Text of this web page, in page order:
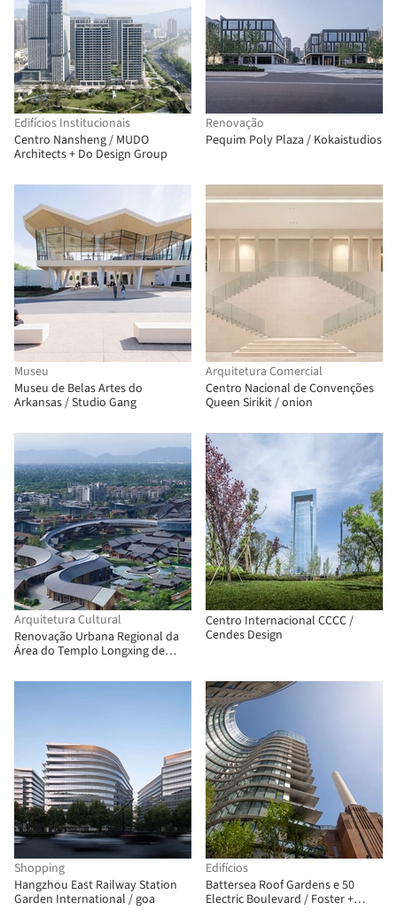
Edifícios Institucionais
Centro Nansheng / MUDO
Architects + Do Design Group
Renovação
Pequim Poly Plaza / Kokaistudios
Museu
Museu de Belas Artes do
Arkansas / Studio Gang
Arquitetura Comercial
Centro Nacional de Convenções
Queen Sirikit / onion
Arquitetura Cultural
Renovação Urbana Regional da
Área do Templo Longxing de
Studio
Centro Internacional CCCC /
Cendes Design
Shopping
Hangzhou East Railway Station
Garden International / goa
Edifícios
Battersea Roof Gardens e 50
Electric Boulevard / Foster +